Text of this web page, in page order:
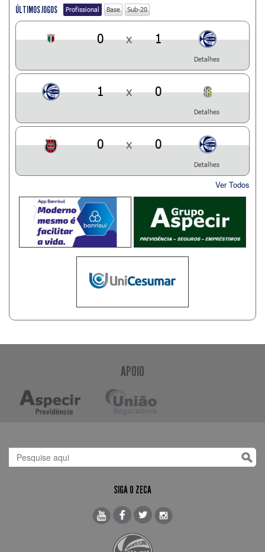
ÚLTIMOS JOGOS Profissional Base Sub-20
0 x 1
Detalhes
1 x 0
Detalhes
0 x 0
Detalhes
Ver Todos
APOIO
SIGA O ZECA